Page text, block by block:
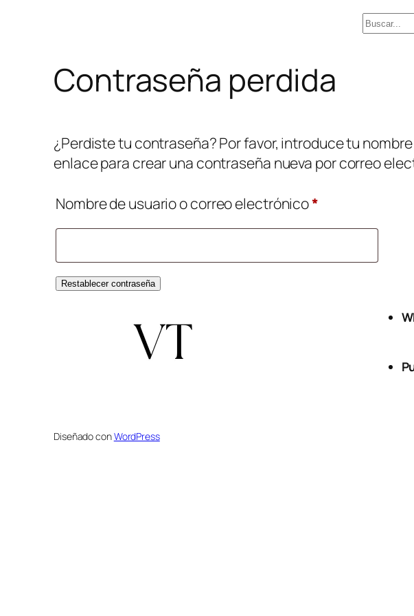
Buscar
Contraseña perdida
¿Perdiste tu contraseña? Por favor, introduce tu
enlace para crear una contraseña nueva por correo
Nombre de usuario o correo electrónico*
Restablecer contraseña
Diseñado conWordPress